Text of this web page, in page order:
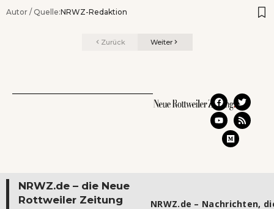
Autor / Quelle:NRWZ-Redaktion
Zurück Weiter
NRWZ.de – die Neue
Rottweiler Zeitung
NRWZ.de – Nachrichten,